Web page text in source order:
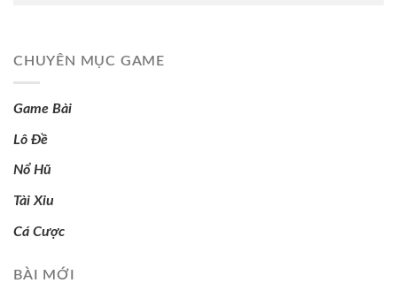
CHUYÊN MỤC GAME
Game Bài
Lô Đề
Nổ Hũ
Tài Xỉu
Cá Cược
BÀI MỚI